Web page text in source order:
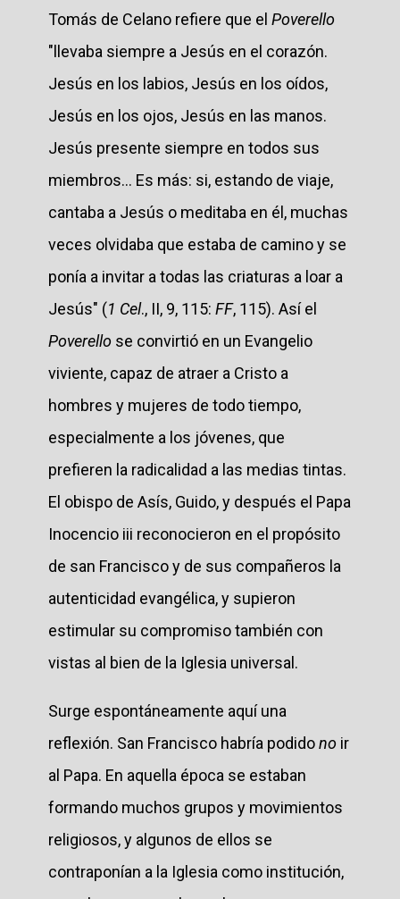
Tomás de Celano refiere que el Poverello
"llevaba siempre a Jesús en el corazón.
Jesús en los labios, Jesús en los oídos,
Jesús en los ojos, Jesús en las manos.
Jesús presente siempre en todos sus
miembros... Es más: si, estando de viaje,
cantaba a Jesús o meditaba en él, muchas
veces olvidaba que estaba de camino y se
ponía a invitar a todas las criaturas a loar a
Jesús" (1 Cel., II, 9, 115: FF, 115). Así el
Poverello se convirtió en un Evangelio
viviente, capaz de atraer a Cristo a
hombres y mujeres de todo tiempo,
especialmente a los jóvenes, que
prefieren la radicalidad a las medias tintas.
El obispo de Asís, Guido, y después el Papa
Inocencio iii reconocieron en el propósito
de san Francisco y de sus compañeros la
autenticidad evangélica, y supieron
estimular su compromiso también con
vistas al bien de la Iglesia universal.
Surge espontáneamente aquí una
reflexión. San Francisco habría podidono ir
al Papa. En aquella época se estaban
formando muchos grupos y movimientos
religiosos, y algunos de ellos se
contraponían a la Iglesia como institución,